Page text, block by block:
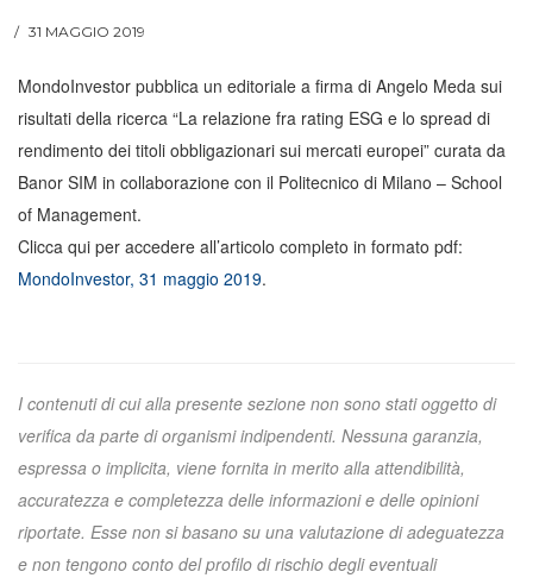
31 MAGGIO 2019
MondoInvestor pubblica un editoriale a firma di Angelo Meda sui
risultati della ricerca “La relazione fra rating ESG e lo spread di
rendimento dei titoli obbligazionari sui mercati europei” curata da
Banor SIM in collaborazione con il Politecnico di Milano – School
of Management.
Clicca qui per accedere all’articolo completo in formato pdf:
MondoInvestor, 31 maggio 2019.
I contenuti di cui alla presente sezione non sono stati oggetto di
verifica da parte di organismi indipendenti. Nessuna garanzia,
espressa o implicita, viene fornita in merito alla attendibilità,
accuratezza e completezza delle informazioni e delle opinioni
riportate. Esse non si basano su una valutazione di adeguatezza
e non tengono conto del profilo di rischio degli eventuali